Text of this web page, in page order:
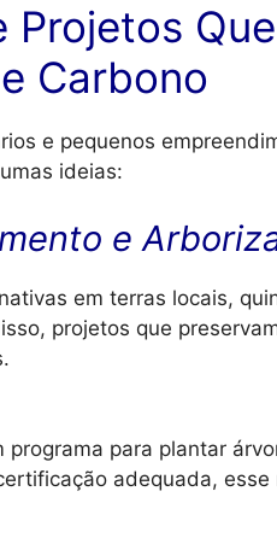
Projetos
Carbono
e pequenos
ideias:
e
em terras locais,
projetos que
programa para plantar
adequada,